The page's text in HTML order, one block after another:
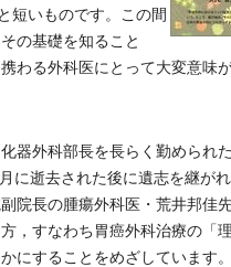
短いものです。この間
の基礎を知ること
わる外科医にとって大変意味
器外科部長を長らく勤められ
に逝去された後に遺志を継が
院長の腫瘍外科医・荒井邦佳
，すなわち胃癌外科治療の「理
にすることをめざしています